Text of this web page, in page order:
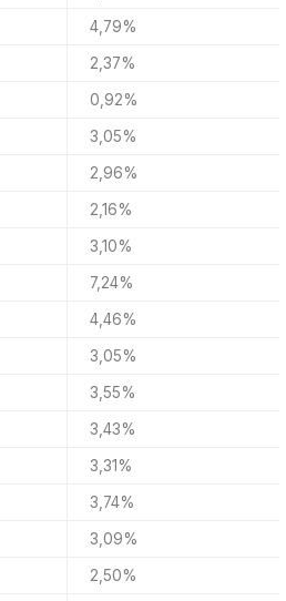
4,79%
2,37%
0,92%
3,05%
2,96%
2,16%
3,10%
7,24%
4,46%
3,05%
3,55%
3,43%
3,31%
3,74%
3,09%
2,50%